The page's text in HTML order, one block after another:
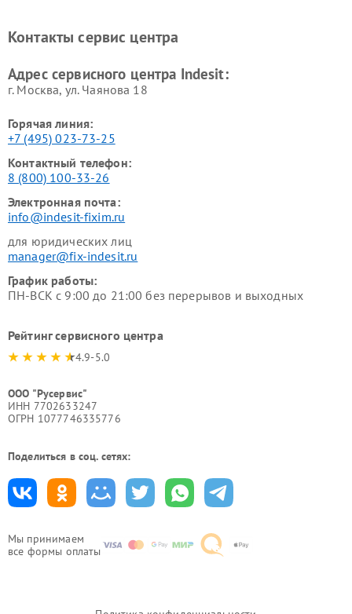
Мы принимаем
все формы оплаты
Indesit
Indesit
Контакты сервис центра
Адрес сервисного центра Indesit:
г. Москва, ул. Чаянова 18
Горячая линия:
+7 (495) 023-73-25
Контактный телефон:
8 (800) 100-33-26
Электронная почта:
info@indesit-fixim.ru
для юридических лиц
manager@fix-indesit.ru
График работы:
ПН-ВСК с 9:00 до 21:00 без перерывов и выходных
Рейтинг сервисного центра
4.9-5.0
ООО "Русервис"
ИНН 7702633247
ОГРН 1077746335776
Поделиться в соц. сетях: